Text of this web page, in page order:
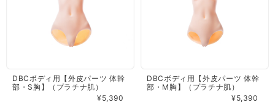
DBCボディ用【外皮パーツ 体幹
部・S胸】（プラチナ肌）
¥5,390
DBCボディ用【外皮パーツ 体幹
部・M胸】（プラチナ肌）
¥5,390